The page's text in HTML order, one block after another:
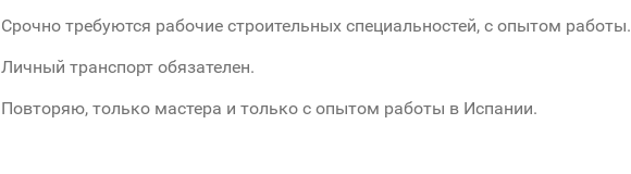
Срочно требуются рабочие строительных специальностей, с опытом работы.
Личный транспорт обязателен.
Повторяю, только мастера и только с опытом работы в Испании.